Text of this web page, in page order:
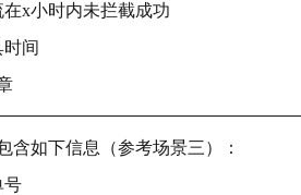
在x小时内未拦截成功
间
含如下信息（参考场景三）：
号